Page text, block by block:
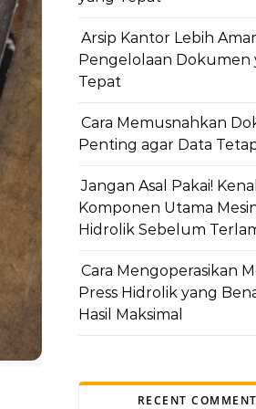
Arsip Kantor Lebih
Pengelolaan Dokumen
Tepat
Cara Memusnahkan
Penting agar Data
Jangan Asal Pakai!
Komponen Utama
Hidrolik Sebelum
Cara Mengoperasikan
Press Hidrolik yang
Hasil Maksimal
RECENT